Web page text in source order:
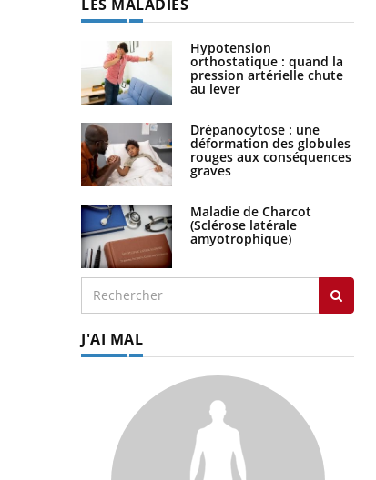
LES MALADIES
Hypotension
orthostatique : quand la
pression artérielle chute
au lever
Drépanocytose : une
déformation des globules
rouges aux conséquences
graves
Maladie de Charcot
(Sclérose latérale
amyotrophique)
J'AI MAL